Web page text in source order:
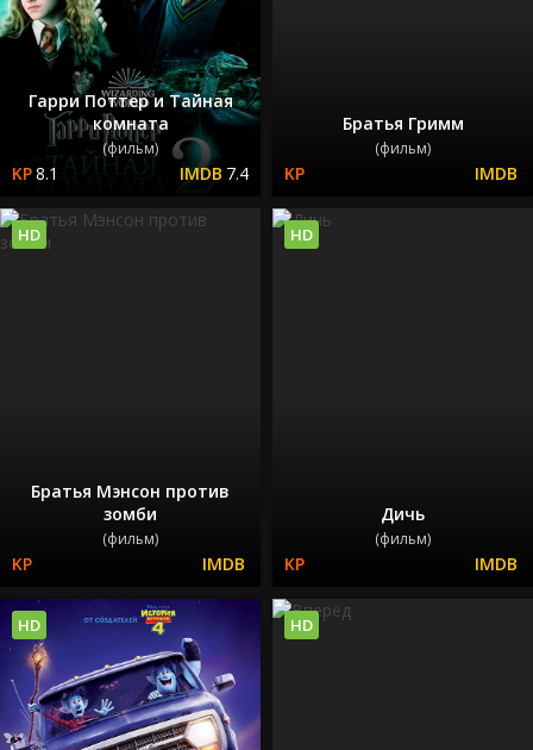
Гарри Поттер и Тайная
комната
(фильм)
8.1 7.4
Братья Гримм
(фильм)
Братья Мэнсон против
зомби
(фильм)
HD
Дичь
(фильм)
HD
HD HD